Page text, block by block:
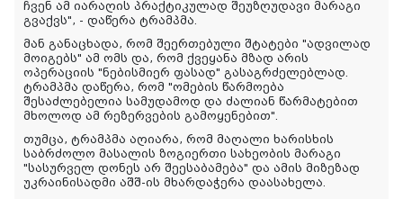
ჩვენ ამ იარაღის პრაქტიკულად შეუზღუდავი მარაგი
გვაქვს", - დაწერა ტრამპმა.
მან განაცხადა, რომ შეერთებული შტატები "ადვილად
მოიგებს" ამ ომს და, რომ ქვეყანა მზად არის
ოპერაციის "ნებისმიერ ფასად" გასაგრძელებლად.
ტრამპმა დაწერა, რომ "ომების წარმოება
შესაძლებელია სამუდამოდ და ძალიან წარმატებით
მხოლოდ ამ რეზერვების გამოყენებით".
თუმცა, ტრამპმა აღიარა, რომ მაღალი ხარისხის
საბრძოლო მასალის ზოგიერთი სახეობის მარაგი
"სასურველ დონეს არ შეესაბამება" და ამის მიზეზად
უკრაინისადმი აშშ-ის მხარდაჭერა დაასახელა.